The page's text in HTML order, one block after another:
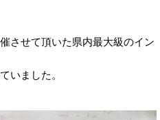
させて頂いた県内最大級のイン
いました。